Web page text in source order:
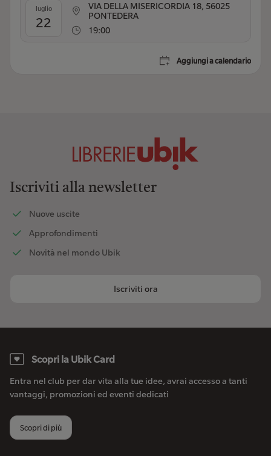
luglio
22
VIA DELLA MISERICORDIA 18, 56025
PONTEDERA
19:00
Aggiungi a calendario
Iscriviti alla newsletter
Nuove uscite
Approfondimenti
Novità nel mondo Ubik
Iscriviti ora
Scopri la Ubik Card
Entra nel club per dar vita alla tue idee, avrai accesso a tanti
vantaggi, promozioni ed eventi dedicati
Scopri di più